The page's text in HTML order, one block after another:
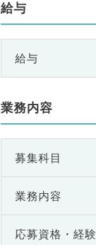
給与
給与
業務内容
募集科目
業務内容
応募資格・ 経験